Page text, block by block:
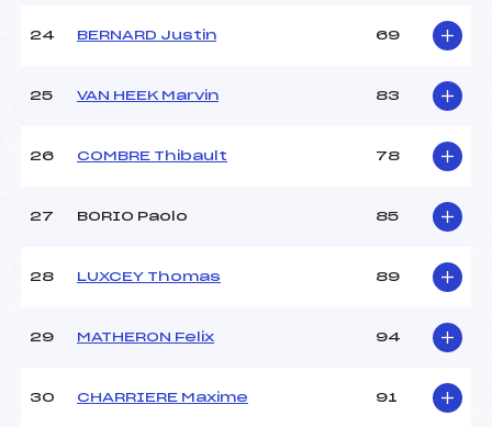
24 BERNARD Justin 69
25 VAN HEEK Marvin 83
26 COMBRE Thibault 78
27 BORIO Paolo 85
28 LUXCEY Thomas 89
29 MATHERON Felix 94
30 CHARRIERE Maxime 91